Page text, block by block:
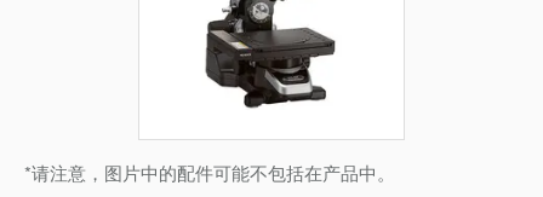
*请注意，图片中的配件可能不包括在产品中。